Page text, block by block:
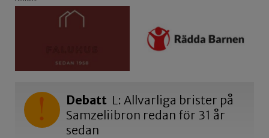
Debatt L: Allvarliga brister på
Samzeliibron redan för 31 år
sedan